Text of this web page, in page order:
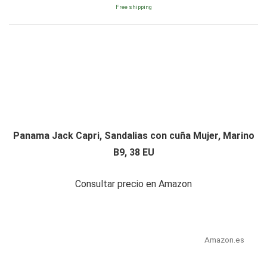
Free shipping
Panama Jack Capri, Sandalias con cuña Mujer, Marino
B9, 38 EU
Consultar precio en Amazon
Amazon.es